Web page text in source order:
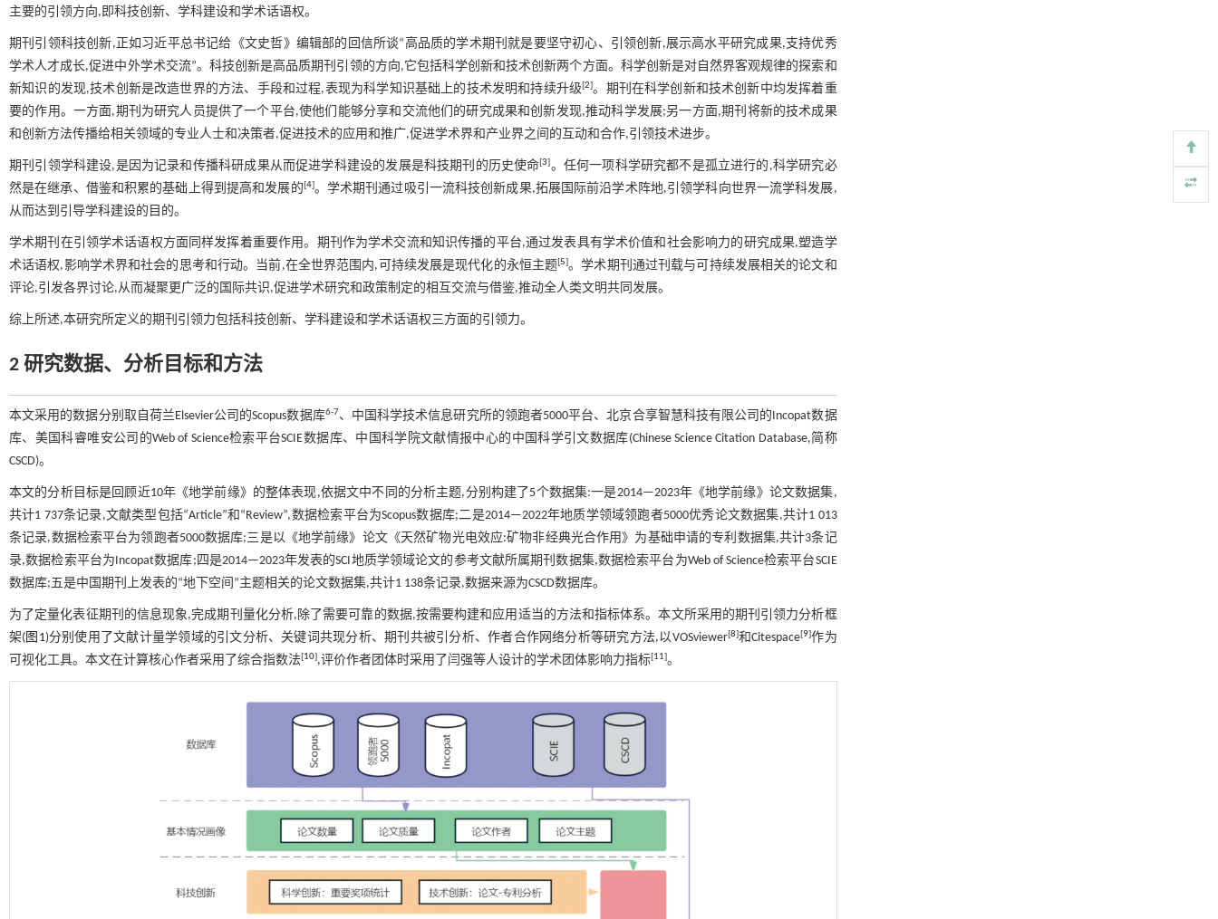
主要的引领方向,即科技创新、学科建设和学术话语权。
期刊引领科技创新,正如习近平总书记给《文史哲》编辑部的回信所谈“高品质的学术期刊就是要坚守初心、引领创新,展示高水平研究成果,支持优秀
学术人才成长,促进中外学术交流”。科技创新是高品质期刊引领的方向,它包括科学创新和技术创新两个方面。科学创新是对自然界客观规律的探索和
新知识的发现,技术创新是改造世界的方法、手段和过程,表现为科学知识基础上的技术发明和持续升级[2]。期刊在科学创新和技术创新中均发挥着重
要的作用。一方面,期刊为研究人员提供了一个平台,使他们能够分享和交流他们的研究成果和创新发现,推动科学发展;另一方面,期刊将新的技术成果
和创新方法传播给相关领域的专业人士和决策者,促进技术的应用和推广,促进学术界和产业界之间的互动和合作,引领技术进步。
期刊引领学科建设,是因为记录和传播科研成果从而促进学科建设的发展是科技期刊的历史使命[3]。任何一项科学研究都不是孤立进行的,科学研究必
然是在继承、借鉴和积累的基础上得到提高和发展的[4]。学术期刊通过吸引一流科技创新成果,拓展国际前沿学术阵地,引领学科向世界一流学科发展,
从而达到引导学科建设的目的。
学术期刊在引领学术话语权方面同样发挥着重要作用。期刊作为学术交流和知识传播的平台,通过发表具有学术价值和社会影响力的研究成果,塑造学
术话语权,影响学术界和社会的思考和行动。当前,在全世界范围内,可持续发展是现代化的永恒主题[5]。学术期刊通过刊载与可持续发展相关的论文和
评论,引发各界讨论,从而凝聚更广泛的国际共识,促进学术研究和政策制定的相互交流与借鉴,推动全人类文明共同发展。
综上所述,本研究所定义的期刊引领力包括科技创新、学科建设和学术话语权三方面的引领力。
2 研究数据、分析目标和方法
本文采用的数据分别取自荷兰Elsevier公司的Scopus数据库6-7、中国科学技术信息研究所的领跑者5000平台、北京合享智慧科技有限公司的Incopat数据
库、美国科睿唯安公司的Web of Science检索平台SCIE数据库、中国科学院文献情报中心的中国科学引文数据库(Chinese Science Citation Database,简称
CSCD)。
本文的分析目标是回顾近10年《地学前缘》的整体表现,依据文中不同的分析主题,分别构建了5个数据集:一是2014—2023年《地学前缘》论文数据集,
共计1 737条记录,文献类型包括“Article”和“Review”,数据检索平台为Scopus数据库;二是2014—2022年地质学领域领跑者5000优秀论文数据集,共计1 013
条记录,数据检索平台为领跑者5000数据库;三是以《地学前缘》论文《天然矿物光电效应:矿物非经典光合作用》为基础申请的专利数据集,共计3条记
录,数据检索平台为Incopat数据库;四是2014—2023年发表的SCI地质学领域论文的参考文献所属期刊数据集,数据检索平台为Web of Science检索平台SCIE
数据库;五是中国期刊上发表的“地下空间”主题相关的论文数据集,共计1 138条记录,数据来源为CSCD数据库。
为了定量化表征期刊的信息现象,完成期刊量化分析,除了需要可靠的数据,按需要构建和应用适当的方法和指标体系。本文所采用的期刊引领力分析框
架(图1)分别使用了文献计量学领域的引文分析、关键词共现分析、期刊共被引分析、作者合作网络分析等研究方法,以VOSviewer[8]和Citespace[9]作为
可视化工具。本文在计算核心作者采用了综合指数法[10],评价作者团体时采用了闫强等人设计的学术团体影响力指标[11]。